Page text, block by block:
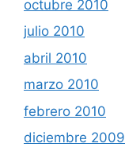
octubre 2010
julio 2010
abril 2010
marzo 2010
febrero 2010
diciembre 2009